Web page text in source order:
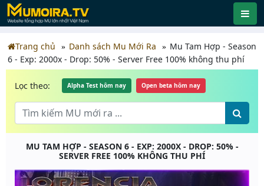
Trang chủ Danh sách Mu Mới Ra
Mu Tam Hợp - Season
6 - Exp: 2000x - Drop: 50% - Server Free 100% không thu phí
Lọc theo: Alpha Test hôm nay Open beta hôm nay
MU TAM HỢP - SEASON 6 - EXP: 2000X - DROP: 50% -
SERVER FREE 100% KHÔNG THU PHÍ